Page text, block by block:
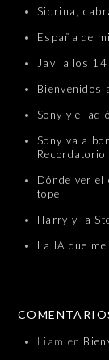
Sidrina,
España de
Javi a los 14
Bienvenidos
Sony y el
Sony va a
Dónde ver
tope
Harry y la
La IA que
Liam en